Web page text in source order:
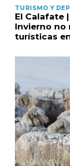
TURISMO Y
El Calafate
Invierno no
turísticas